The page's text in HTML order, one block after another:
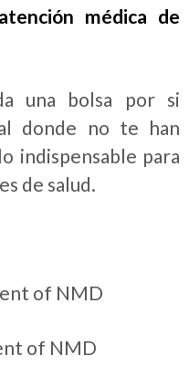
médica de
una bolsa por si
donde no te han
indispensable para
de salud.
of NMD
of NMD